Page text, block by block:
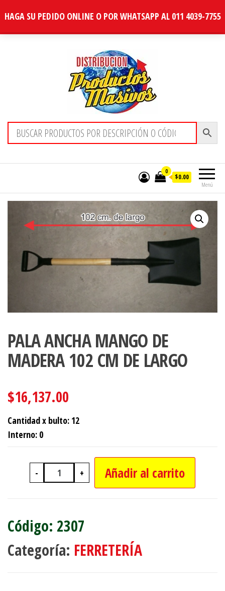
HAGA SU PEDIDO ONLINE O POR WHATSAPP AL 011 4039-7755
Distribucion Masiva
Menú
0
$0.00
PALA ANCHA MANGO DE
MADERA 102 CM DE LARGO
$16,137.00
Cantidad x bulto: 12
Interno: 0
-
PALA ANCHA MANGO DE MADERA
+ Añadir al carrito
2307
Categoría: FERRETERÍA